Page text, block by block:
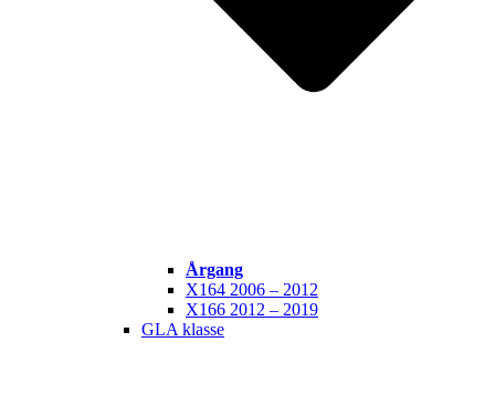
Årgang
X164 2006 – 2012
X166 2012 – 2019
GLA klasse